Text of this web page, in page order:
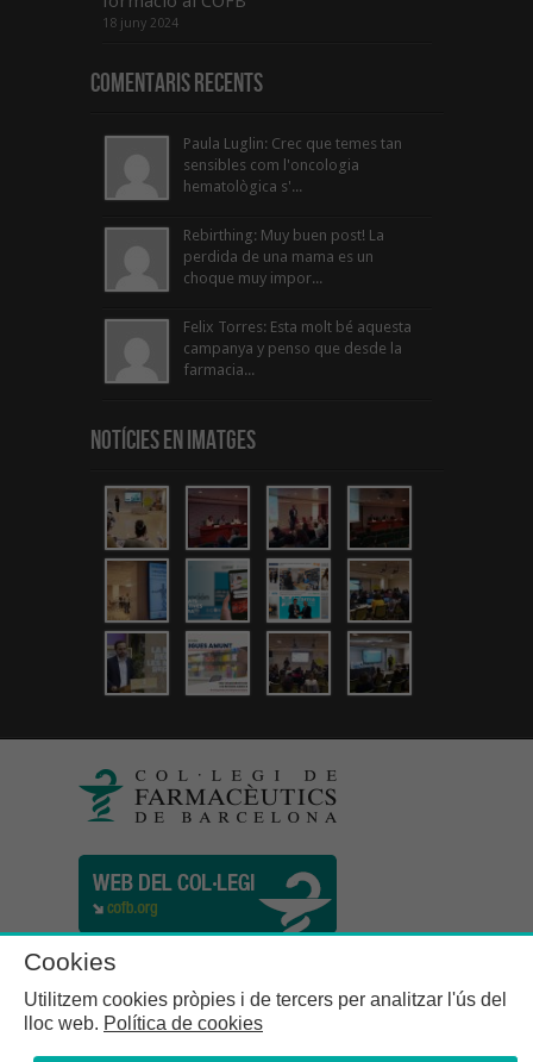
18 juny 2024
Comentaris Recents
Paula Luglin: Crec que temes tan
sensibles com l'oncologia
hematològica s'...
Rebirthing: Muy buen post! La
perdida de una mama es un
choque muy impor...
Felix Torres: Esta molt bé aquesta
campanya y penso que desde la
farmacia...
Notícies en Imatges
Cookies
Utilitzem cookies pròpies i de tercers per analitzar l'ús del
lloc web. Política de cookies